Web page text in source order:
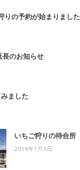
りの予約が始まりました
長のお知らせ
ました
いちご狩りの待合所
2019年1月5日